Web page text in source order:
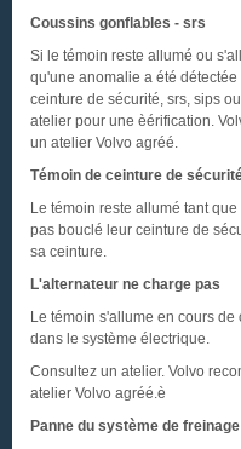
Coussins gonflables - srs
Si le témoin reste allumé ou
qu'une anomalie a été
ceinture de sécurité, srs, sips
atelier pour une èérification.
un atelier Volvo agréé.
Témoin de ceinture de
Le témoin reste allumé tant
pas bouclé leur ceinture de
sa ceinture.
L'alternateur ne charge pas
Le témoin s'allume en cours
dans le système électrique.
Consultez un atelier. Volvo
atelier Volvo agréé.è
Panne du système de freinage